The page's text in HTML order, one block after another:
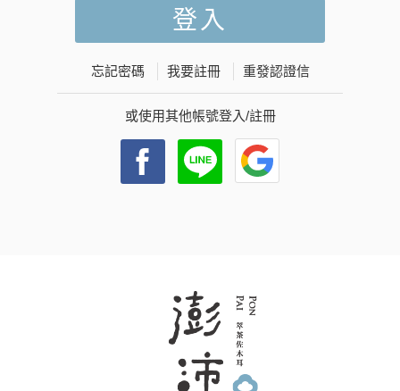
忘記密碼 我要註冊 重發認證信
或使用其他帳號登入/註冊